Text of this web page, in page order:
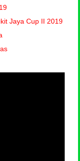
Jaya Cup II 2019